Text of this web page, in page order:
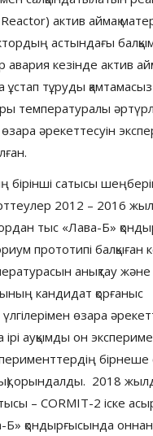
актив аймақ
астындағы
авария кезінде актив
ұстап тұруды
температуралы
әрекеттесуін
сатысы
2012 – 2016
тыс «Лава-Б»
прототипі балқыған
анықтау
кандидат қорғаныс
өзара
ауқымды он
бірнеше
орындалды. 2018
– CORMIT-2 іске
Б» қондырғысында